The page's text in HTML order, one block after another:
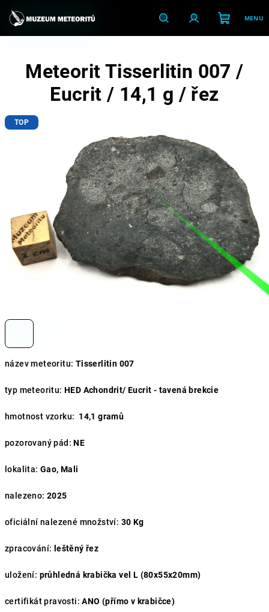
obsah
HledatPřihlášeníNákupní
košík
název meteoritu: Tisserlitin 007
typ meteoritu: HED Achondrit/ Eucrit - tavená brekcie
hmotnost vzorku: 14,1 gramů
pozorovaný pád:NE
lokalita: Gao, Mali
nalezeno: 2025
oficiální nalezené množství: 30 Kg
zpracování: leštěný řez
uložení: průhledná krabička vel L (80x55x20mm)
certifikát pravosti: ANO (přímo v krabičce)
Meteorit Tisserlitin 007 /
Eucrit / 14,1 g / řez
TOP